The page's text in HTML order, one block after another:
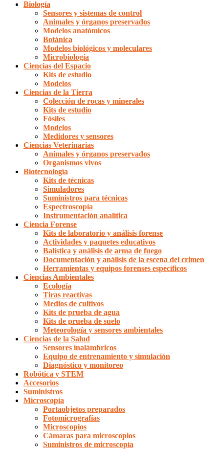
Biología
Sensores y sistemas de control
Animales y órganos preservados
Modelos anatómicos
Botánica
Modelos biológicos y moleculares
Microbiología
Ciencias del Espacio
Kits de estudio
Modelos
Ciencias de la Tierra
Colección de rocas y minerales
Kits de estudio
Fósiles
Modelos
Medidores y sensores
Ciencias Veterinarias
Animales y órganos preservados
Organismos vivos
Biotecnología
Kits de técnicas
Simuladores
Suministros para técnicas
Espectroscopía
Instrumentación analítica
Ciencia Forense
Kits de laboratorio y análisis forense
Actividades y paquetes educativos
Balística y análisis de arma de fuego
Documentación y análisis de la escena del crimen
Herramientas y equipos forenses específicos
Ciencias Ambientales
Ecología
Tiras reactivas
Medios de cultivos
Kits de prueba de agua
Kits de prueba de suelo
Meteorología y sensores ambientales
Ciencias de la Salud
Sensores inalámbricos
Equipo de entrenamiento y simulación
Diagnóstico y monitoreo
Robótica y STEM
Accesorios
Suministros
Microscopía
Portaobjetos preparados
Fotomicrografías
Microscopios
Cámaras para microscopios
Suministros de microscopía